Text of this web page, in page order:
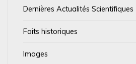
Dernières Actualités Scientifiques
Faits historiques
Images